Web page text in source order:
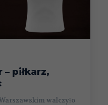
piłkarz,
walczyło